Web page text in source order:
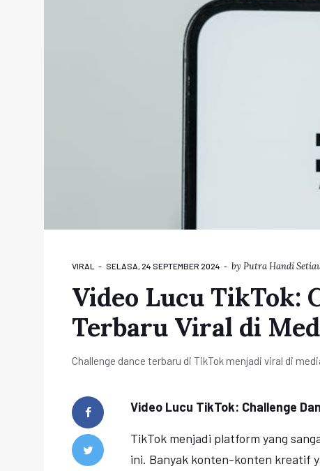
VIRAL SELASA, 24 SEPTEMBER 2024 by Putra Handi
Video Lucu TikTok:
Terbaru Viral di
Challenge dance terbaru di TikTok menjadi viral di
Video Lucu TikTok: Challenge
TikTok menjadi platform yang
ini. Banyak konten-konten kreatif